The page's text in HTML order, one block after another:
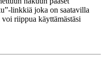
linkkiä joka on saatavilla
riippua käyttämästäsi